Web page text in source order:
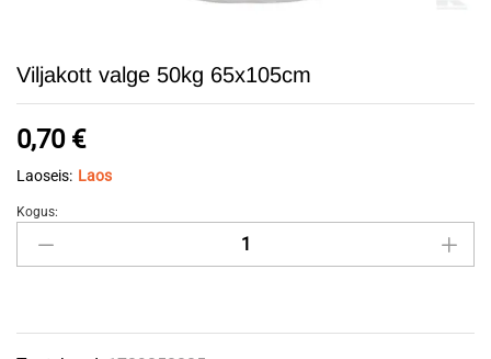
Viljakott valge 50kg 65x105cm
0,70 €
Laoseis: Laos
Viljakott
valge
quantity
Kogus: